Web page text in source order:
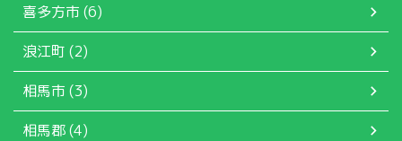
喜多方市 (6)
浪江町 (2)
相馬市 (3)
相馬郡 (4)